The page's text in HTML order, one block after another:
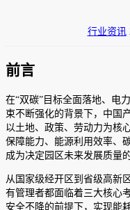
行业资讯
前言
在“双碳”目标全面落地、电
束不断强化的背景下，中国
以土地、政策、劳动力为核
保障能力、能源利用效率、
成为决定园区未来发展质量
从国家级经开区到省级高新
有管理者都面临着三大核心
安全不降的前提下，实现能